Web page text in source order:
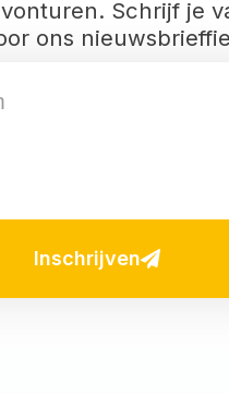
Schrijf je
ons
Inschrijven